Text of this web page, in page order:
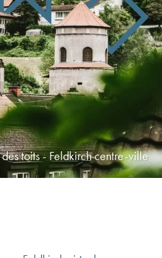
des toits - Feldkirch centre-ville